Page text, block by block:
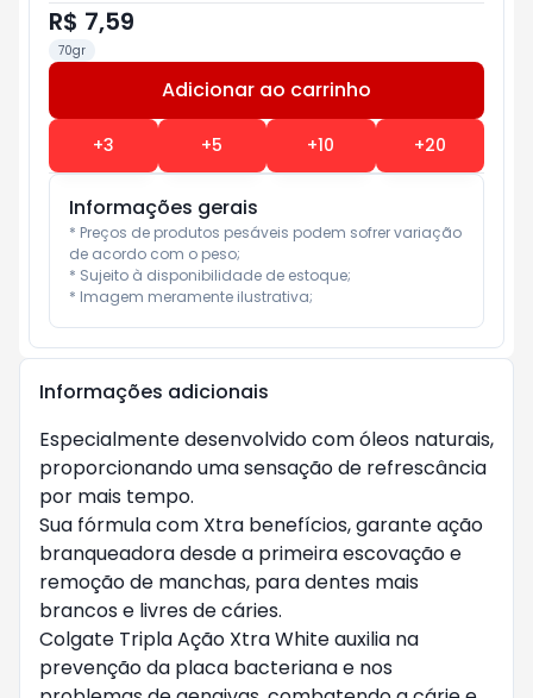
R$ 7,59
70gr
Adicionar ao carrinho
+3 +5 +10 +20
Informações gerais
* Preços de produtos pesáveis podem sofrer variação
de acordo com o peso;
* Sujeito à disponibilidade de estoque;
* Imagem meramente ilustrativa;
Informações adicionais
Especialmente desenvolvido com óleos naturais,
proporcionando uma sensação de refrescância
por mais tempo.
Sua fórmula com Xtra benefícios, garante ação
branqueadora desde a primeira escovação e
remoção de manchas, para dentes mais
brancos e livres de cáries.
Colgate Tripla Ação Xtra White auxilia na
prevenção da placa bacteriana e nos